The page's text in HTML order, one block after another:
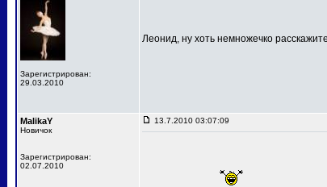
Зарегистрирован:
29.03.2010
Леонид, ну хоть немножечко
MalikaY
Новичок
Зарегистрирован:
02.07.2010
13.7.2010 03:07:09